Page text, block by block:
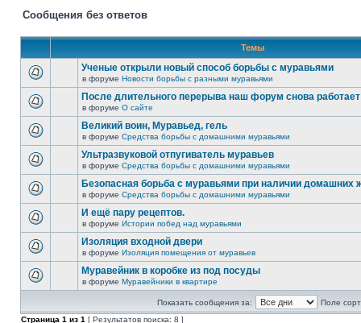
Сообщения без ответов
Темы
Ученые открыли новый способ борьбы с муравьями
в форуме Новости борьбы с разными муравьями
После длительного перерыва наш форум снова работает
в форуме О сайте
Великий воин, Муравьед, гель
в форуме Средства борьбы с домашними муравьями
Ультразвуковой отпугиватель муравьев
в форуме Средства борьбы с домашними муравьями
Безопасная борьба с муравьями при наличии домашних
в форуме Средства борьбы с домашними муравьями
И ещё пару рецептов.
в форуме Истории побед над муравьями
Изоляция входной двери
в форуме Изоляция помещения от муравьев
Муравейник в коробке из под посуды
в форуме Муравейники в квартире
Показать сообщения за:
Поле
Страница 1 из 1 [ Результатов поиска: 8 ]